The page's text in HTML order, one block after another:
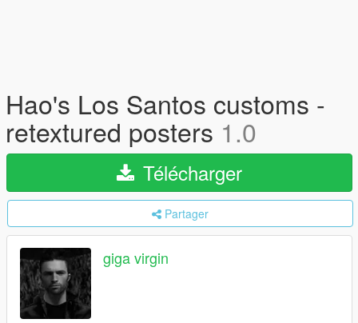
Hao's Los Santos customs -
retextured posters 1.0
Télécharger
Partager
giga virgin